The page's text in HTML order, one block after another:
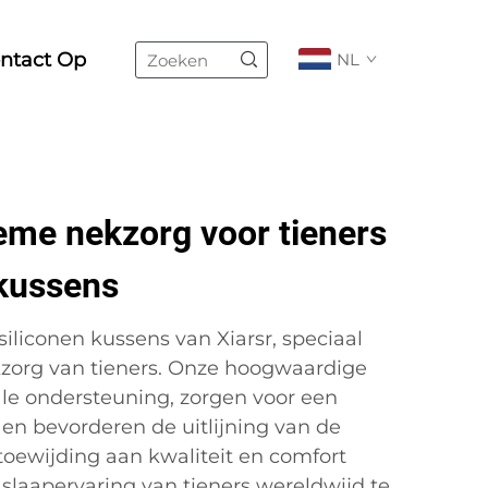
Op NL
nekzorg voor tieners
kussens van Xiarsr, speciaal
van tieners. Onze hoogwaardige
ondersteuning, zorgen voor een
bevorderen de uitlijning van de
aan kwaliteit en comfort